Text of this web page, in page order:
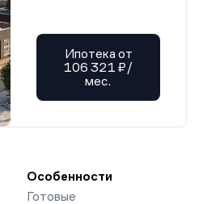
Ипотека от
106 321 ₽/
мес.
Особенности
Готовые